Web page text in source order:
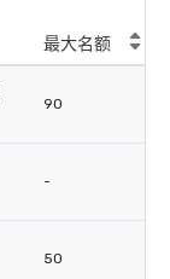
最大名额
90
-
50